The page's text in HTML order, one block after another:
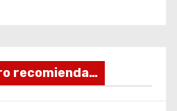
recomienda…